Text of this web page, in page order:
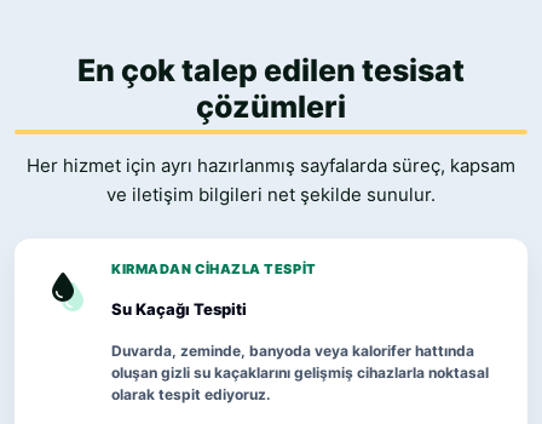
En çok talep edilen tesisat
çözümleri
Her hizmet için ayrı hazırlanmış sayfalarda süreç, kapsam
ve iletişim bilgileri net şekilde sunulur.
KIRMADAN CIHAZLA TESPIT
Su Kaçağı Tespiti
Duvarda, zeminde, banyoda veya kalorifer hattında
oluşan gizli su kaçaklarını gelişmiş cihazlarla noktasal
olarak tespit ediyoruz.